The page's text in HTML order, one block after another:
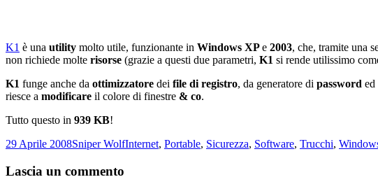
K1 è una utility molto utile, funzionante in Windows XPe 2003, che, tramite una
non richiede molte risorse (grazie a questi due parametri, K1 si rende utilissimo
K1 funge anche da ottimizzatore dei file di registro, da generatore di password ed
riesce a modificare il colore di finestre & co.
Tutto questo in 939 KB!
Scritto
29 Aprile 2008Autore
Sniper WolfCategorie
Internet, Portable, Sicurezza, Software, Trucchi,
Lascia un commento